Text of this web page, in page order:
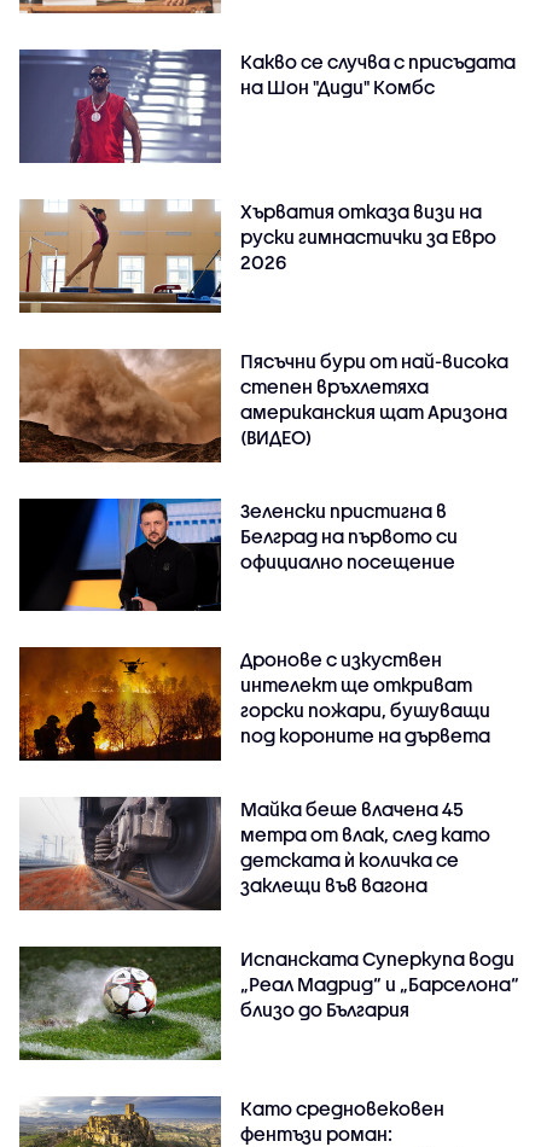
Какво се случва с присъдата
на Шон "Диди" Комбс
Хърватия отказа визи на
руски гимнастички за Евро
2026
Пясъчни бури от най-висока
степен връхлетяха
американския щат Аризона
(ВИДЕО)
Зеленски пристигна в
Белград на първото си
официално посещение
Дронове с изкуствен
интелект ще откриват
горски пожари, бушуващи
под короните на дървета
Майка беше влачена 45
метра от влак, след като
детската ѝ количка се
заклещи във вагона
Испанската Суперкупа води
„Реал Мадрид“ и „Барселона“
близо до България
Като средновековен
фентъзи роман: